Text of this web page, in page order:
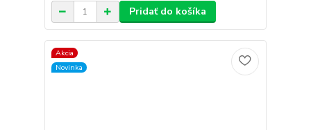
Pridať do košíka
Akcia
Novinka